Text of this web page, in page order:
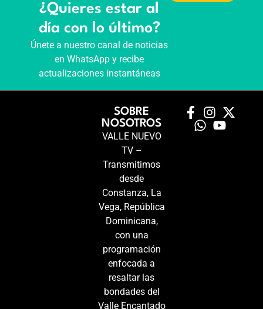
¿Quieres estar al
día con lo último?
Únete a nuestro canal de noticias
en WhatsApp y recibe
actualizaciones instantáneas
SOBRE
NOSOTROS
VALLE NUEVO
TV –
Transmitimos
desde
Constanza, La
Vega, República
Dominicana,
con una
programación
enfocada a
resaltar las
bondades del
Valle Encantado